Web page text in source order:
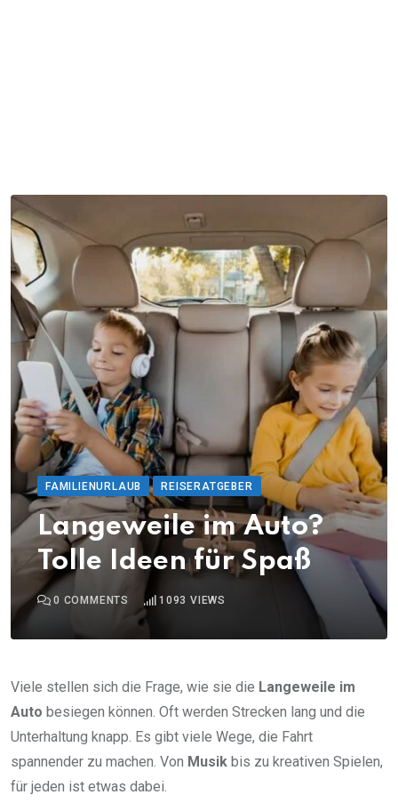
FAMILIENURLAUB REISERATGEBER
Langeweile im Auto?
Tolle Ideen für Spaß
0 COMMENTS 1093 VIEWS
Viele stellen sich die Frage, wie sie die Langeweile im
Auto besiegen können. Oft werden Strecken lang und die
Unterhaltung knapp. Es gibt viele Wege, die Fahrt
spannender zu machen. Von Musik bis zu kreativen Spielen,
für jeden ist etwas dabei.